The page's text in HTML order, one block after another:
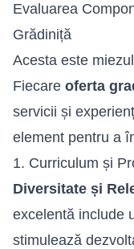
Evaluarea
Grădiniță
Acesta este
Fiecare oferta
servicii și
element pentru a
1. Curriculum și
Diversitate și
excelentă include
stimulează